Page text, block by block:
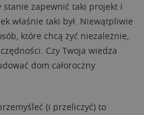
stanie zapewnić taki projekt i
właśnie taki był. Niewątpliwie
które chcą żyć niezależnie,
Czy Twoja wiedza
dom całoroczny
(i przeliczyć) to